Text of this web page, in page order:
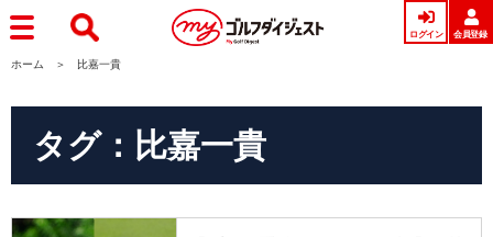
ログイン 会員登録
ホーム 比嘉一貴
タグ：比嘉一貴